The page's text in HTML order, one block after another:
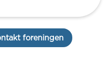
foreningen